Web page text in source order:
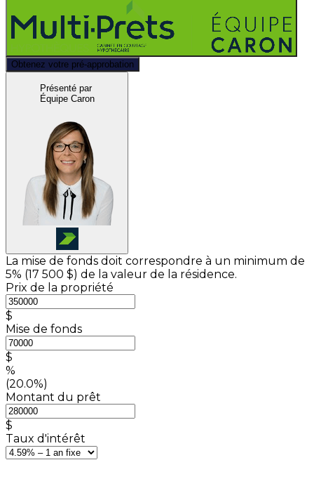
Obtenez votre pré-approbation
Présenté par
Équipe Caron
La mise de fonds doit correspondre à un minimum de
5% (17 500 $) de la valeur de la résidence.
Prix de la propriété
$
Mise de fonds
$
%
(20.0%)
Montant du prêt
$
Taux d'intérêt